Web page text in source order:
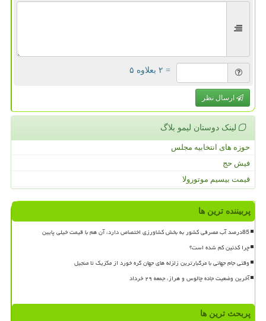
= ۲ بعلاوه ۵
ارسال نظر
لینک دوستان لیمو بلاگ
حوزه های انتخابیه مجلس
فیش حج
قیمت بیسیم موتورولا
پربیننده ترین ها
85درصد آب مصرفی کشور به بخش کشاورزی اختصاص دارد، آن هم با قیمت خیلی پایین
چرا کدئین کم شده است؟
وقتی جام جهانی با مرگبارترین زلزله های جهان گره خورد از مکزیک تا منجیل
آخرین وضعیت جاده چالوس و هراز، جمعه ۲۹ خرداد
پربحث ترین ها